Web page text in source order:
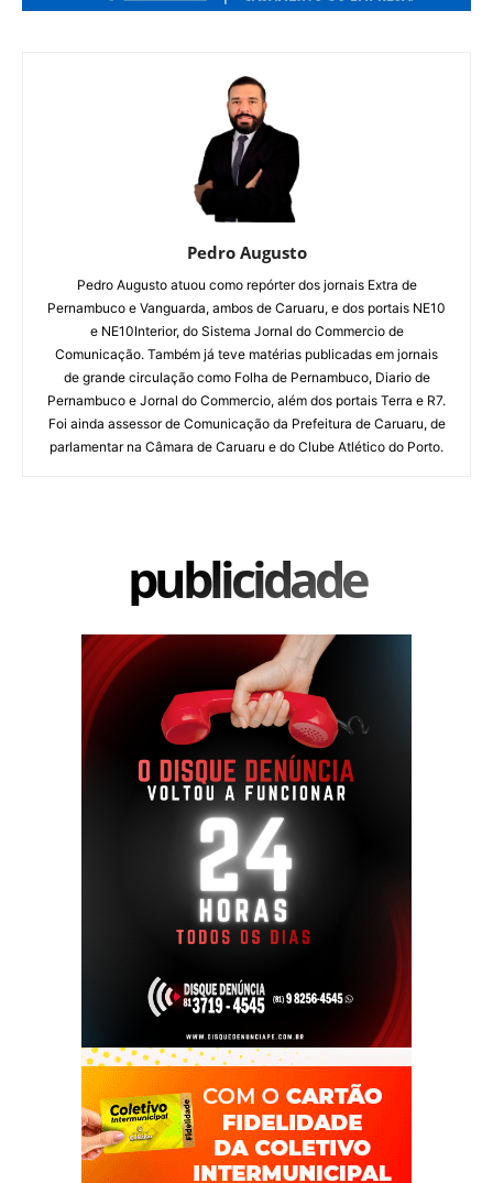
Pedro Augusto
Pedro Augusto atuou como repórter dos jornais Extra de
Pernambuco e Vanguarda, ambos de Caruaru, e dos portais NE10
e NE10Interior, do Sistema Jornal do Commercio de
Comunicação. Também já teve matérias publicadas em jornais
de grande circulação como Folha de Pernambuco, Diario de
Pernambuco e Jornal do Commercio, além dos portais Terra e R7.
Foi ainda assessor de Comunicação da Prefeitura de Caruaru, de
parlamentar na Câmara de Caruaru e do Clube Atlético do Porto.
publicidade